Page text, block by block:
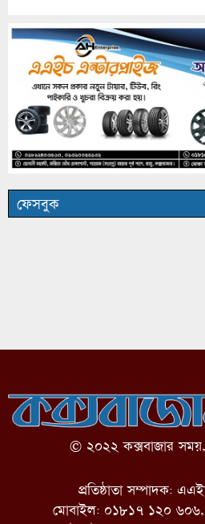
ফেসবুক
© ২০২২ কক্সবাজার সময়,
প্রতিষ্ঠাতা সম্পাদক:
মোবাইল: ০১৮১৭ ১২০